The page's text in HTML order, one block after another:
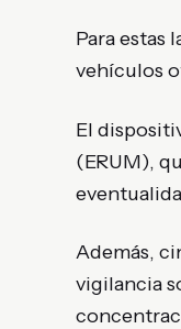
Para estas
vehículos
El
(ERUM),
Además,
vigilancia